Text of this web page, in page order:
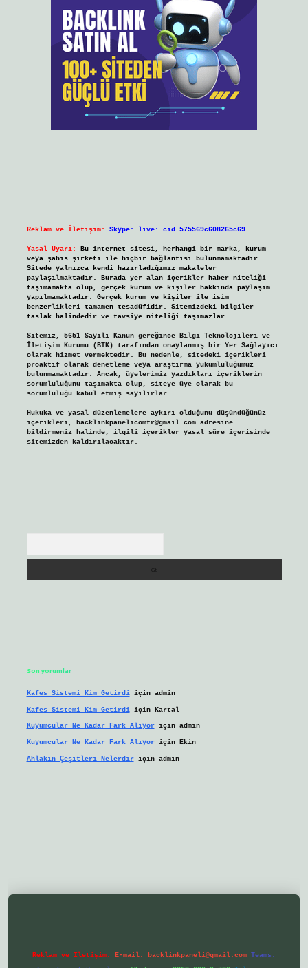
Reklam ve İletişim: Skype: live:.cid.575569c608265c69
Yasal Uyarı:
Bu internet sitesi, herhangi bir marka, kurum
veya şahıs şirketi ile hiçbir bağlantısı bulunmamaktadır.
Sitede yalnızca kendi hazırladığımız makaleler
paylaşılmaktadır. Burada yer alan içerikler haber niteliği
taşımamakta olup, gerçek kurum ve kişiler hakkında paylaşım
yapılmamaktadır. Gerçek kurum ve kişiler ile isim
benzerlikleri tamamen tesadüfidir. Sitemizdeki bilgiler
taslak halindedir ve tavsiye niteliği taşımazlar.
Sitemiz, 5651 Sayılı Kanun gereğince Bilgi Teknolojileri ve
İletişim Kurumu (BTK) tarafından onaylanmış bir Yer Sağlayıcı
olarak hizmet vermektedir. Bu nedenle, sitedeki içerikleri
proaktif olarak denetleme veya araştırma yükümlülüğümüz
bulunmamaktadır. Ancak, üyelerimiz yazdıkları içeriklerin
sorumluluğunu taşımakta olup, siteye üye olarak bu
sorumluluğu kabul etmiş sayılırlar.
Hukuka ve yasal düzenlemelere aykırı olduğunu düşündüğünüz
içerikleri, backlinkpanelicomtr@gmail.comadresine
bildirmeniz halinde, ilgili içerikler yasal süre içerisinde
sitemizden kaldırılacaktır.
Son yorumlar
Kafes Sistemi Kim Getirdiiçin admin
Kafes Sistemi Kim Getirdiiçin Kartal
Kuyumcular Ne Kadar Fark Alıyoriçin admin
Kuyumcular Ne Kadar Fark Alıyoriçin Ekin
Ahlakın Çeşitleri Nelerdiriçin admin
Reklam ve İletişim: E-mail: backlinkpaneli@gmail.com Teams: